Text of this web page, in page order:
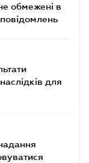
обмежені в
для